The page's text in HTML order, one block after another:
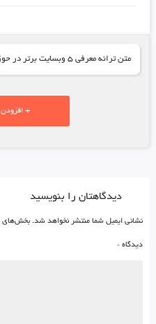
متن ترانه معرفی ۵ وبسایت برتر در حوزه های موسیقی ، خبری و فیلم
+ افزودن
دیدگاهتان را بنویسید
نشانی ایمیل شما منتشر نخواهد شد. بخش‌های
دیدگاه *